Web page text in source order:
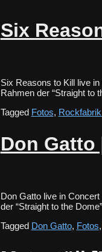
Six
Six Reasons to Kill live
Rahmen der “Straight
Tagged Fotos,
Don
Don Gatto live in
der “Straight to the
Tagged Don Gatto, Fotos,